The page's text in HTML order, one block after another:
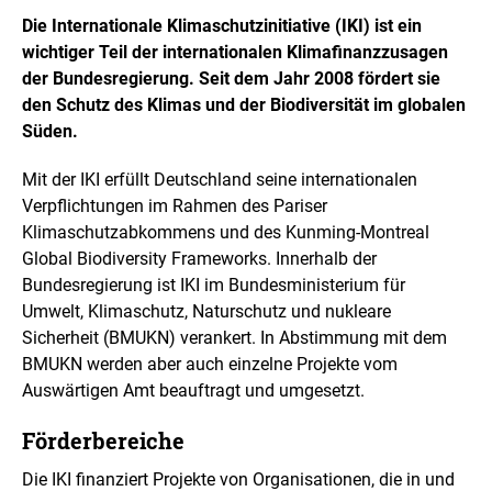
Die Internationale Klimaschutzinitiative (IKI) ist ein
wichtiger Teil der internationalen Klimafinanzzusagen
der Bundesregierung. Seit dem Jahr 2008 fördert sie
den Schutz des Klimas und der Biodiversität im globalen
Süden.
Mit der IKI erfüllt Deutschland seine internationalen
Verpflichtungen im Rahmen des Pariser
Klimaschutzabkommens und des Kunming-Montreal
Global Biodiversity Frameworks. Innerhalb der
Bundesregierung ist IKI im Bundesministerium für
Umwelt, Klimaschutz, Naturschutz und nukleare
Sicherheit (BMUKN) verankert. In Abstimmung mit dem
BMUKN werden aber auch einzelne Projekte vom
Auswärtigen Amt beauftragt und umgesetzt.
Förderbereiche
Die IKI finanziert Projekte von Organisationen, die in und